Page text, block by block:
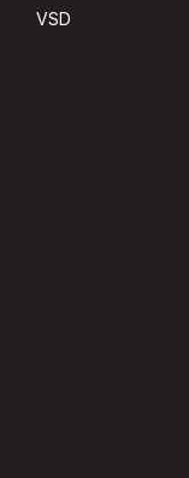
VSD